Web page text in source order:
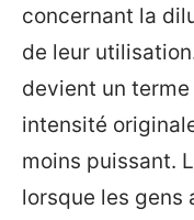
concernant la
de leur
devient un
intensité
moins puissant.
lorsque les gens